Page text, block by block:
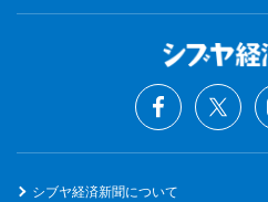
シブヤ経済新聞について